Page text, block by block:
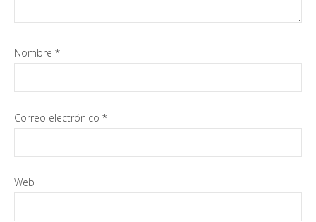
Nombre *
Correo electrónico *
Web